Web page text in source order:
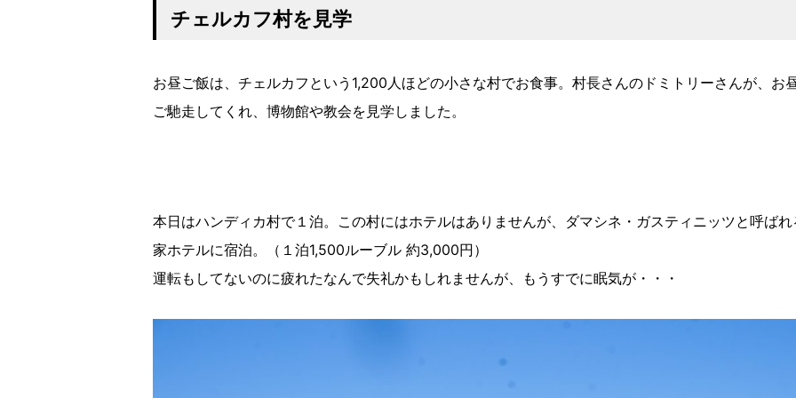
チェルカフ村を見学
お昼ご飯は、チェルカフという1,200人ほどの小さな村でお食事。村長さんのドミトリーさんが、お
ご馳走してくれ、博物館や教会を見学しました。
本日はハンディカ村で１泊。この村にはホテルはありませんが、ダマシネ・ガスティニッツと呼ばれ
家ホテルに宿泊。（１泊1,500ルーブル 約3,000円）
運転もしてないのに疲れたなんで失礼かもしれませんが、もうすでに眠気が・・・